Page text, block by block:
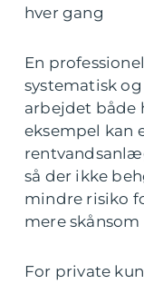
hver gang
En
systematisk
arbejdet både
eksempel kan
så der ikke
mindre risiko
mere
For private